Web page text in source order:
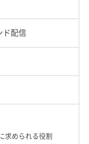
ド配信
求められる役割